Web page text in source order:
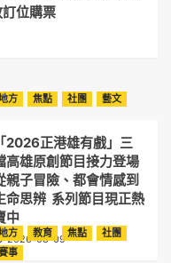
位購票
方 焦點 社團 藝文
「2026正港雄有戲」三
高雄原創節目接力登場
親子冒險、都會情感到
命思辨 系列節目現正熱
中
2026-08-09
方 教育 焦點
社團
事